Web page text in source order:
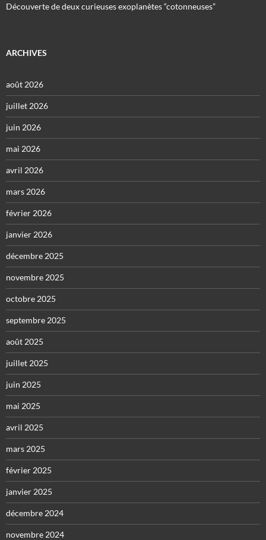
Découverte de deux curieuses exoplanètes “cotonneuses”
ARCHIVES
août 2026
juillet 2026
juin 2026
mai 2026
avril 2026
mars 2026
février 2026
janvier 2026
décembre 2025
novembre 2025
octobre 2025
septembre 2025
août 2025
juillet 2025
juin 2025
mai 2025
avril 2025
mars 2025
février 2025
janvier 2025
décembre 2024
novembre 2024